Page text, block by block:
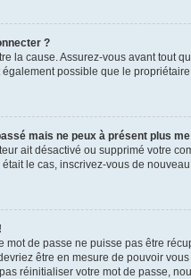
?
la cause. Assurez-vous avant tout
possible que le
mais ne peux à présent plus
ait désactivé ou supprimé votre
le cas, inscrivez-vous de
mot de passe ne puisse pas être
être en mesure de pouvoir
réinitialiser votre mot de passe,